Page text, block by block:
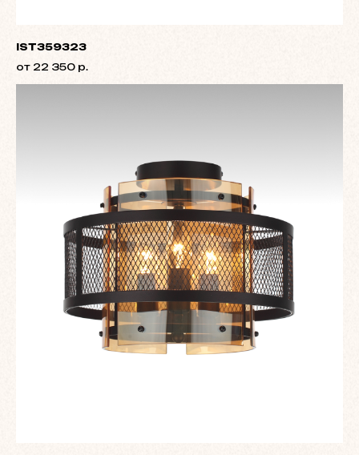
IST359323
от 22 350 р.